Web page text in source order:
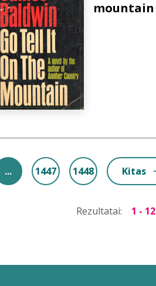
mountain
... 1447 1448 Kitas
Rezultatai: 1 - 12